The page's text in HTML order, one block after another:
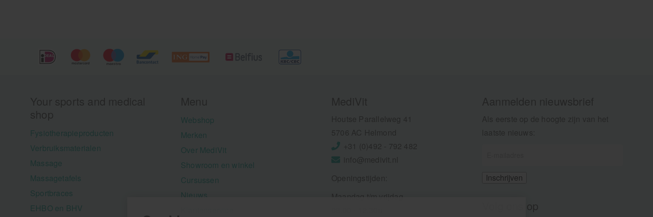
Fysiotherapieproducten
Verbruiksmaterialen
Massage
Massagetafels
Sportbraces
EHBO en BHV
Webshop
Merken
Over MediVit
Showroom en winkel
Cursussen
Nieuws
Maandag t/m vrijdag